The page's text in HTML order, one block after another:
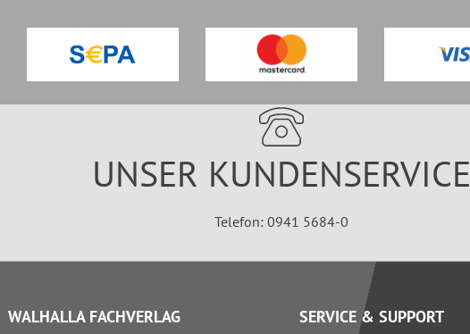
UNSER KUNDENSERVICE
Telefon: 0941 5684-0
WALHALLA FACHVERLAG SERVICE & SUPPORT